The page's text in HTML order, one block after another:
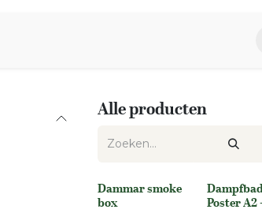
Alle producten
None
Dammar smoke
box None
Poster A2